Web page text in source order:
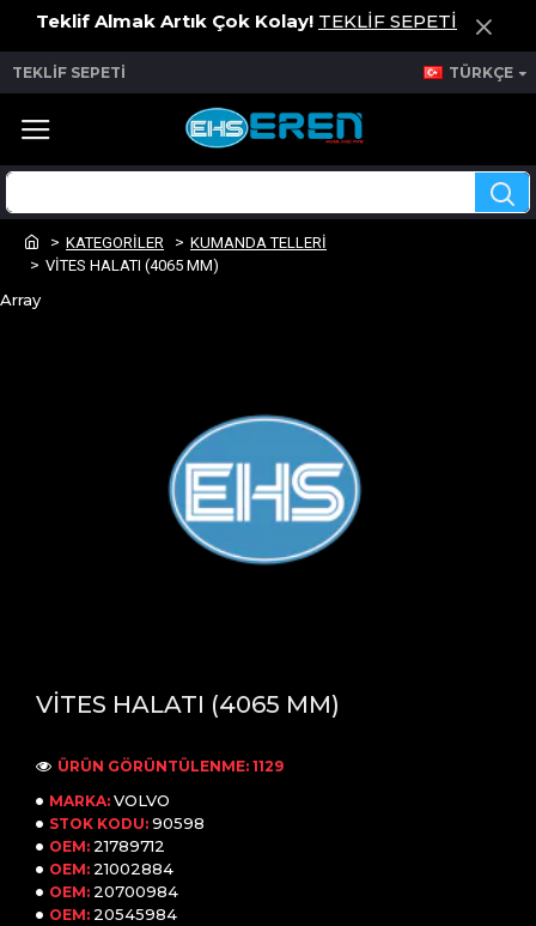
Teklif Almak Artık Çok Kolay! TEKLİF SEPETİ
TEKLİF SEPETİ TÜRKÇE
KATEGORİLER
KUMANDA TELLERİ
VİTES HALATI (4065 MM)
Array
VİTES HALATI (4065 MM)
MARKA: VOLVO
STOK KODU: 90598
OEM: 21789712
OEM: 21002884
OEM: 20700984
OEM: 20545984
ÜRÜN GÖRÜNTÜLENME: 1129